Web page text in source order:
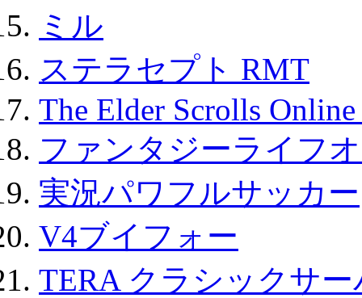
ミル
ステラセプト RMT
The Elder Scrolls
ファンタジーライフ
実況パワフルサッカー
V4ブイフォー
TERA クラシックサ